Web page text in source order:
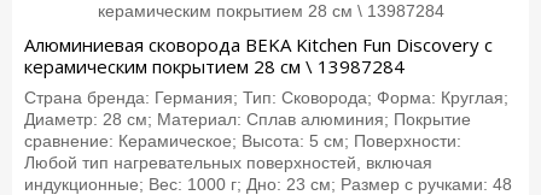
Алюминиевая сковорода BEKA Kitchen Fun Discovery с
керамическим покрытием 28 см \ 13987284
Страна бренда: Германия; Тип: Сковорода; Форма: Круглая;
Диаметр: 28 см; Материал: Сплав алюминия; Покрытие
сравнение: Керамическое; Высота: 5 см; Поверхности:
Любой тип нагревательных поверхностей, включая
индукционные; Вес: 1000 г; Дно: 23 см; Размер с ручками: 48